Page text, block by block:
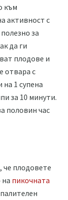
към
активност с
за
да ги
плодове и
отвара с
1 супена
за 10 минути.
половин час
че плодовете
пикочната